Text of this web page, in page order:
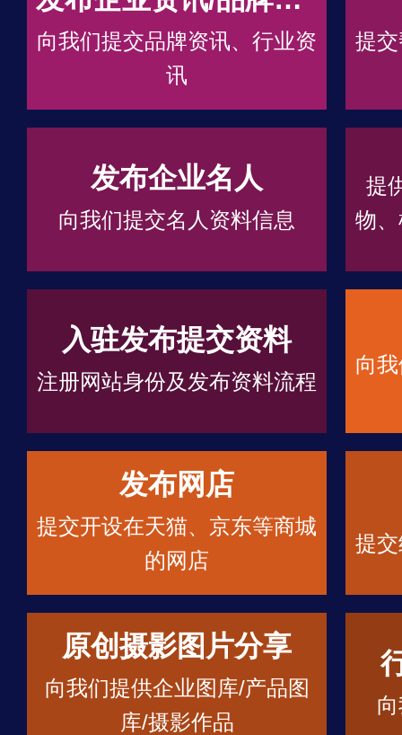
向我们提交品牌资讯、行业资
讯
提
发布企业名人
向我们提交名人资料信息
提
物
入驻发布提交资料
注册网站身份及发布资料流程
向
发布网店
提交开设在天猫、京东等商城
的网店
提
原创摄影图片分享
向我们提供企业图库/产品图
库/摄影作品